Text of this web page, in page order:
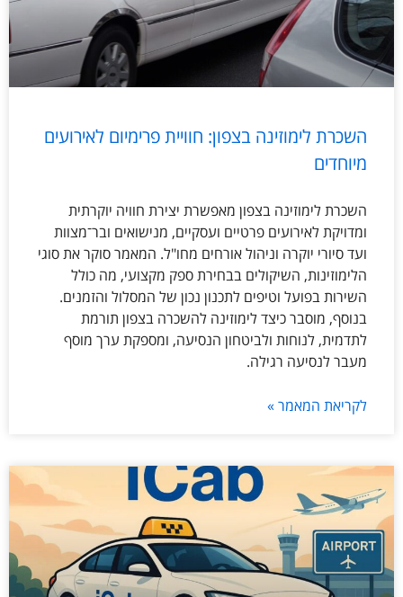
השכרת לימוזינה בצפון: חוויית פרימיום לאירועים
מיוחדים
השכרת לימוזינה בצפון מאפשרת יצירת חוויה יוקרתית
ומדויקת לאירועים פרטיים ועסקיים, מנישואים ובר־מצוות
ועד סיורי יוקרה וניהול אורחים מחו"ל. המאמר סוקר את סוגי
הלימוזינות, השיקולים בבחירת ספק מקצועי, מה כולל
השירות בפועל וטיפים לתכנון נכון של המסלול והזמנים.
בנוסף, מוסבר כיצד לימוזינה להשכרה בצפון תורמת
לתדמית, לנוחות ולביטחון הנסיעה, ומספקת ערך מוסף
מעבר לנסיעה רגילה.
לקריאת המאמר »